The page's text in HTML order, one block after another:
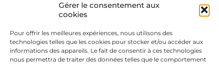
Gérer le consentement aux
cookies
Pour offrir les meilleures expériences, nous utilisons des
technologies telles que les cookies pour stocker et/ou accéder aux
informations des appareils. Le fait de consentir à ces technologies
nous permettra de traiter des données telles que le comportement